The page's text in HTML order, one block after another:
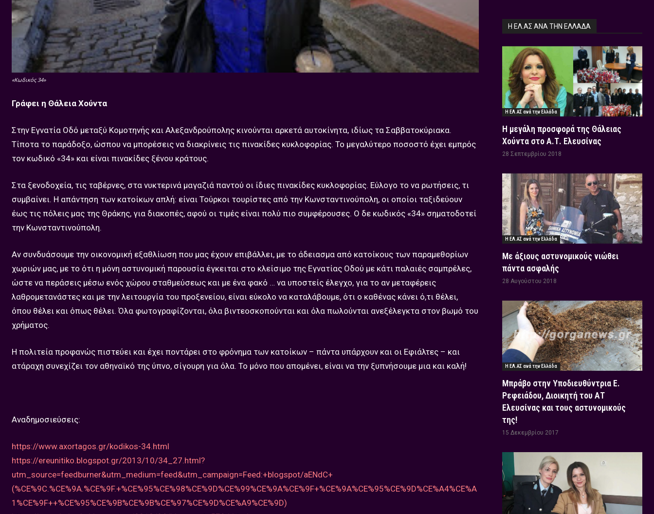
«Κωδικός 34»
Γράφει η Θάλεια Χούντα
Στην Εγνατία Οδό μεταξύ Κομοτηνής και Αλεξανδρούπολης κινούνται αρκετά αυτοκίνητα, ιδίως τα Σαββατοκύριακα.
Τίποτα το παράδοξο, ώσπου να μπορέσεις να διακρίνεις τις πινακίδες κυκλοφορίας. Το μεγαλύτερο ποσοστό έχει εμπρός
τον κωδικό «34» και είναι πινακίδες ξένου κράτους.
Στα ξενοδοχεία, τις ταβέρνες, στα νυκτερινά μαγαζιά παντού οι ίδιες πινακίδες κυκλοφορίας. Εύλογο το να ρωτήσεις, τι
συμβαίνει. Η απάντηση των κατοίκων απλή: είναι Τούρκοι τουρίστες από την Κωνσταντινούπολη, οι οποίοι ταξιδεύουν
έως τις πόλεις μας της Θράκης, για διακοπές, αφού οι τιμές είναι πολύ πιο συμφέρουσες. Ο δε κωδικός «34» σηματοδοτεί
την Κωνσταντινούπολη.
Αν συνδυάσουμε την οικονομική εξαθλίωση που μας έχουν επιβάλλει, με το άδειασμα από κατοίκους των παραμεθορίων
χωριών μας, με το ότι η μόνη αστυνομική παρουσία έγκειται στο κλείσιμο της Εγνατίας Οδού με κάτι παλαιές σαμπρέλες,
ώστε να περάσεις μέσω ενός χώρου σταθμεύσεως και με ένα φακό … να υποστείς έλεγχο, για το αν μεταφέρεις
λαθρομετανάστες και με την λειτουργία του προξενείου, είναι εύκολο να καταλάβουμε, ότι ο καθένας κάνει ό,τι θέλει,
όπου θέλει και όπως θέλει. Όλα φωτογραφίζονται, όλα βιντεοσκοπούνται και όλα πωλούνται ανεξέλεγκτα στον βωμό του
χρήματος.
Η πολιτεία προφανώς πιστεύει και έχει ποντάρει στο φρόνημα των κατοίκων – πάντα υπάρχουν και οι Εφιάλτες – και
ατάραχη συνεχίζει τον αθηναϊκό της ύπνο, σίγουρη για όλα. Το μόνο που απομένει, είναι να την ξυπνήσουμε μια και καλή!
Αναδημοσιεύσεις:
https://www.axortagos.gr/kodikos-34.html
https://ereunitiko.blogspot.gr/2013/10/34_27.html?
utm_source=feedburner&utm_medium=feed&utm_campaign=Feed:+blogspot/aENdC+
(%CE%9C.%CE%9A.%CE%9F.+%CE%95%CE%98%CE%9D%CE%99%CE%9A%CE%9F+%CE%9A%CE%95%CE%9D%CE%A4%CE%A
1%CE%9F++%CE%95%CE%9B%CE%9B%CE%97%CE%9D%CE%A9%CE%9D)
Η ΕΛ.ΑΣ ΑΝΆ ΤΗΝ ΕΛΛΆΔΑ
Η ΕΛ.ΑΣ ανά την Ελλάδα
Η μεγάλη προσφορά της Θάλειας
Χούντα στο Α.Τ. Ελευσίνας
28 Σεπτεμβρίου 2018
Η ΕΛ.ΑΣ ανά την Ελλάδα
Με άξιους αστυνομικούς νιώθει
πάντα ασφαλής
28 Αυγούστου 2018
Η ΕΛ.ΑΣ ανά την Ελλάδα
Μπράβο στην Υποδιευθύντρια Ε.
Ρεφειάδου, Διοικητή του ΑΤ
Ελευσίνας και τους αστυνομικούς
της!
15 Δεκεμβρίου 2017